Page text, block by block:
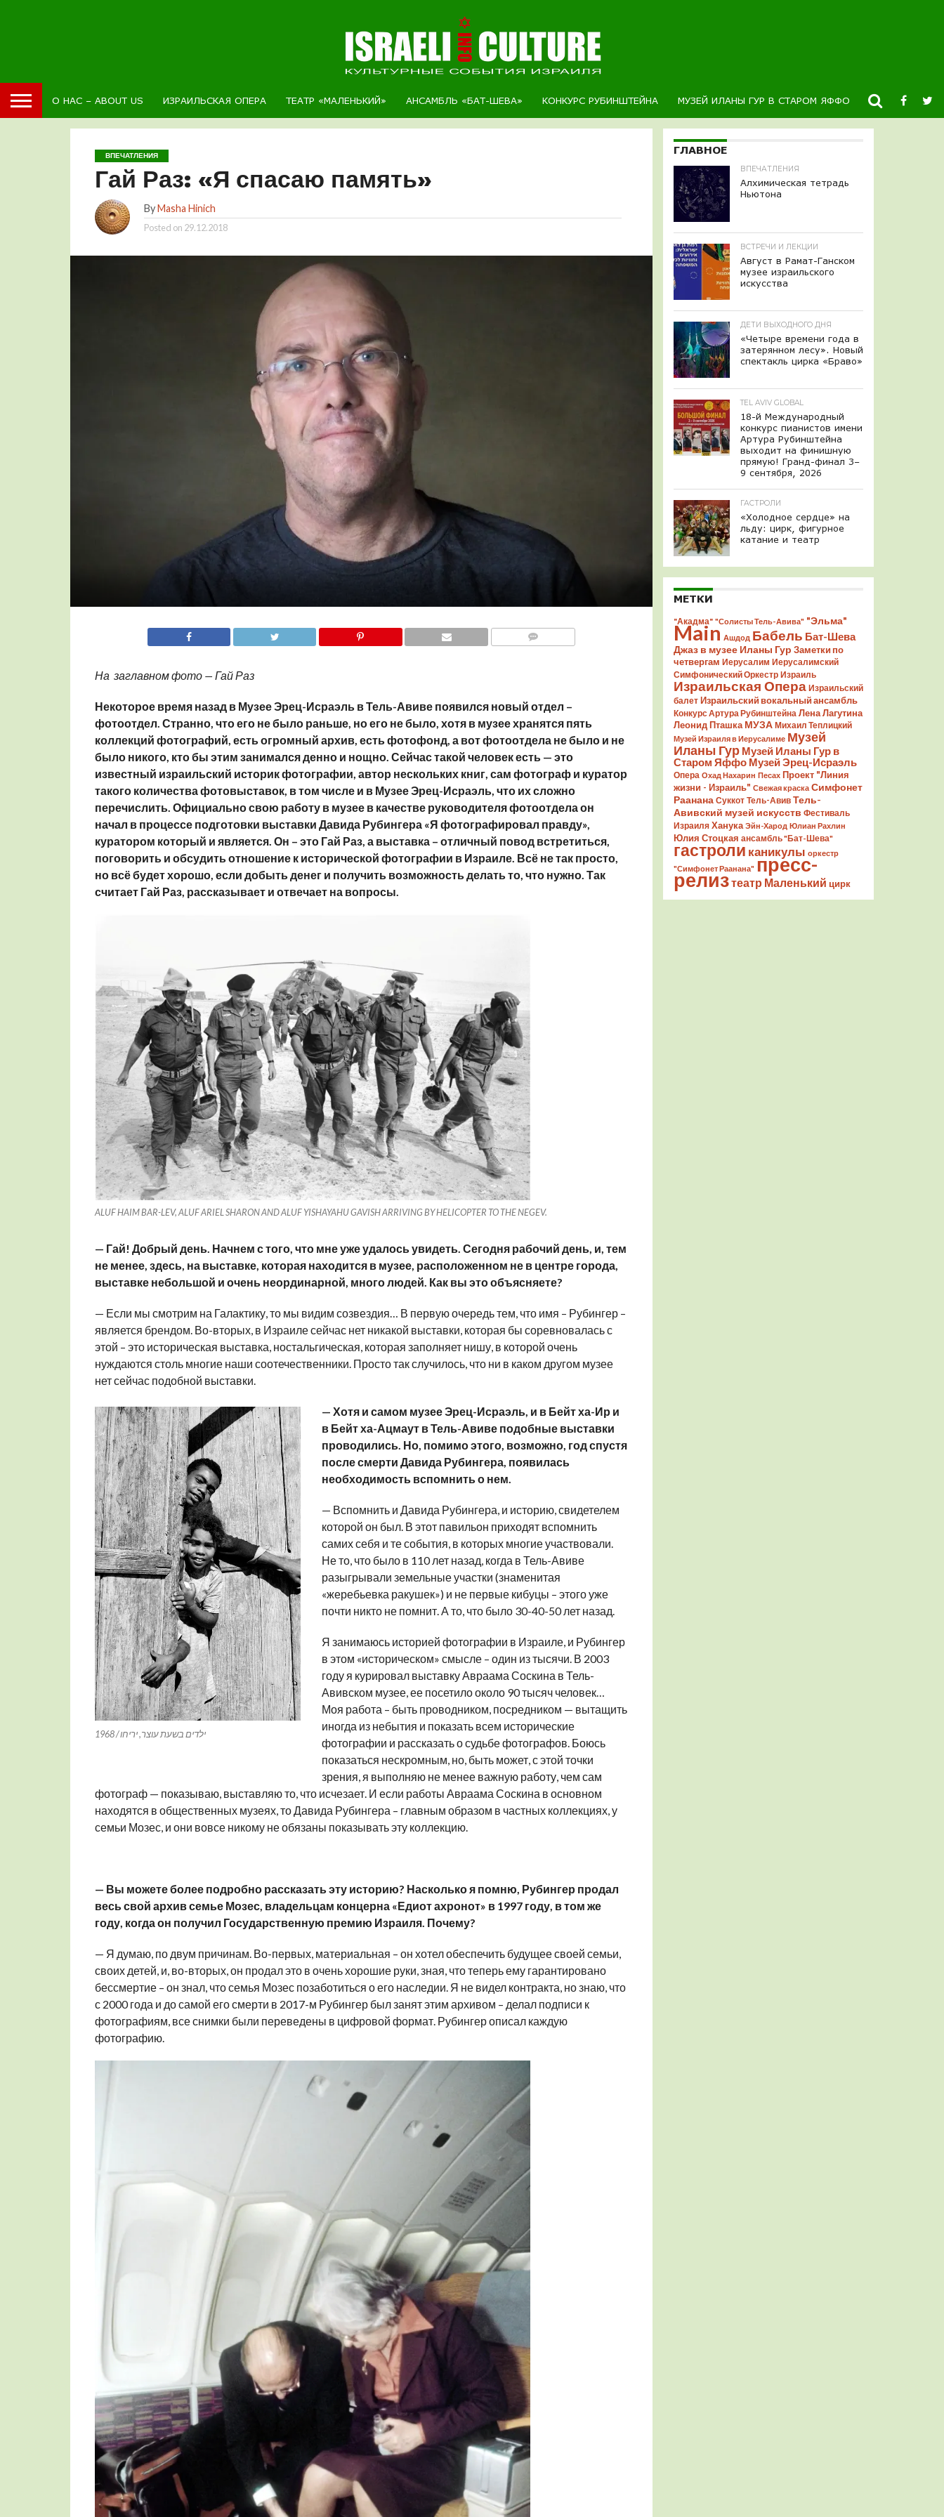
О НАС – ABOUT US ИЗРАИЛЬСКАЯ ОПЕРА ТЕАТР «МАЛЕНЬКИЙ» АНСАМБЛЬ «БАТ-ШЕВА» КОНКУРС РУБИНШТЕЙНА МУЗЕЙ ИЛАНЫ ГУР В СТАРОМ ЯФФО НОВОСТИ
ВПЕЧАТЛЕНИЯ
Гай Раз: «Я спасаю память»
ByMasha Hinich
Posted on 29.12.2018
На заглавном фото — Гай Раз
Некоторое время назад в Музее Эрец-Исраэль в Тель-Авиве появился новый отдел –
фотоотдел. Странно, что его не было раньше, но его не было, хотя в музее хранятся пять
коллекций фотографий, есть огромный архив, есть фотофонд, а вот фотоотдела не было и не
было никого, кто бы этим занимался денно и нощно. Сейчас такой человек есть — это
известный израильский историк фотографии, автор нескольких книг, сам фотограф и куратор
такого количества фотовыставок, в том числе и в Музее Эрец-Исраэль, что их сложно
перечислить. Официально свою работу в музее в качестве руководителя фотоотдела он
начал в процессе подготовки выставки Давида Рубингера «Я фотографировал правду»,
куратором который и является. Он – это Гай Раз, а выставка – отличный повод встретиться,
поговорить и обсудить отношение к исторической фотографии в Израиле. Всё не так просто,
но всё будет хорошо, если добыть денег и получить возможность делать то, что нужно. Так
считает Гай Раз, рассказывает и отвечает на вопросы.
ALUF HAIM BAR-LEV, ALUF ARIEL SHARON AND ALUF YISHAYAHU GAVISH ARRIVING BY HELICOPTER TO THE NEGEV.
— Гай! Добрый день. Начнем с того, что мне уже удалось увидеть. Сегодня рабочий день, и, тем
не менее, здесь, на выставке, которая находится в музее, расположенном не в центре города,
выставке небольшой и очень неординарной, много людей. Как вы это объясняете?
— Если мы смотрим на Галактику, то мы видим созвездия… В первую очередь тем, что имя – Рубингер –
является брендом. Во-вторых, в Израиле сейчас нет никакой выставки, которая бы соревновалась с
этой – это историческая выставка, ностальгическая, которая заполняет нишу, в которой очень
нуждаются столь многие наши соотечественники. Просто так случилось, что ни в каком другом музее
нет сейчас подобной выставки.
ילדים בשעת עוצר, יריחו / 1968
— Хотя и самом музее Эрец-Исраэль, и в Бейт ха-Ир и
в Бейт ха-Ацмаут в Тель-Авиве подобные выставки
проводились. Но, помимо этого, возможно, год спустя
после смерти Давида Рубингера, появилась
необходимость вспомнить о нем.
— Вспомнить и Давида Рубингера, и историю, свидетелем
которой он был. В этот павильон приходят вспомнить
самих себя и те события, в которых многие участвовали.
Не то, что было в 110 лет назад, когда в Тель-Авиве
разыгрывали земельные участки (знаменитая
«жеребьевка ракушек») и не первые кибуцы – этого уже
почти никто не помнит. А то, что было 30-40-50 лет назад.
Я занимаюсь историей фотографии в Израиле, и Рубингер
в этом «историческом» смысле – один из тысячи. В 2003
году я курировал выставку Авраама Соскина в Тель-
Авивском музее, ее посетило около 90 тысяч человек…
Моя работа – быть проводником, посредником — вытащить
иногда из небытия и показать всем исторические
фотографии и рассказать о судьбе фотографов. Боюсь
показаться нескромным, но, быть может, с этой точки
зрения, я выполняю не менее важную работу, чем сам
фотограф — показываю, выставляю то, что исчезает. И если работы Авраама Соскина в основном
находятся в общественных музеях, то Давида Рубингера – главным образом в частных коллекциях, у
семьи Мозес, и они вовсе никому не обязаны показывать эту коллекцию.
— Вы можете более подробно рассказать эту историю? Насколько я помню, Рубингер продал
весь свой архив семье Мозес, владельцам концерна «Едиот ахронот» в 1997 году, в том же
году, когда он получил Государственную премию Израиля. Почему?
— Я думаю, по двум причинам. Во-первых, материальная – он хотел обеспечить будущее своей семьи,
своих детей, и, во-вторых, он продал это в очень хорошие руки, зная, что теперь ему гарантировано
бессмертие – он знал, что семья Мозес позаботиться о его наследии. Я не видел контракта, но знаю, что
с 2000 года и до самой его смерти в 2017-м Рубингер был занят этим архивом – делал подписи к
фотографиям, все снимки были переведены в цифровой формат. Рубингер описал каждую
фотографию.
ГЛАВНОЕ
ВПЕЧАТЛЕНИЯ
Алхимическая тетрадь
Ньютона
ВСТРЕЧИ И ЛЕКЦИИ
Август в Рамат-Ганском
музее израильского
искусства
ДЕТИ ВЫХОДНОГО ДНЯ
«Четыре времени года в
затерянном лесу». Новый
спектакль цирка «Браво»
TEL AVIV GLOBAL
18-й Международный
конкурс пианистов имени
Артура Рубинштейна
выходит на финишную
прямую! Гранд-финал 3–
9 сентября, 2026
ГАСТРОЛИ
«Холодное сердце» на
льду: цирк, фигурное
катание и театр
МЕТКИ
"Акадма" "Солисты Тель-Авива" "Эльма"
Main Ашдод Бабель Бат-Шева
Джаз в музее Иланы Гур Заметки по
четвергам Иерусалим Иерусалимский
Симфонический Оркестр Израиль
Израильская Опера Израильский
балет Израильский вокальный ансамбль
Конкурс Артура Рубинштейна Лена Лагутина
Леонид Пташка МУЗА Михаил Теплицкий
Музей Израиля в Иерусалиме Музей
Иланы Гур Музей Иланы Гур в
Старом Яффо Музей Эрец-Исраэль
Опера Охад Нахарин Песах Проект "Линия
жизни - Израиль" Свежая краска Симфонет
Раанана Суккот Тель-Авив Тель-
Авивский музей искусств Фестиваль
Израиля Ханука Эйн-Харод Юлиан Рахлин
Юлия Стоцкая ансамбль "Бат-Шева"
гастроли каникулы оркестр
"Симфонет Раанана" пресс-
релизтеатр Маленький цирк